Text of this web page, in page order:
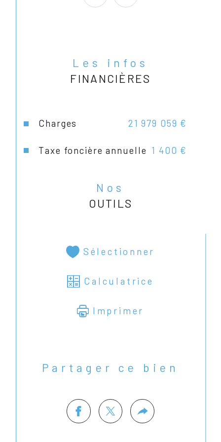
Les infos
FINANCIÈRES
Charges 21 979 059 €
Taxe foncière annuelle 1 400 €
Nos
OUTILS
Sélectionner
Calculatrice
Imprimer
Partager ce bien